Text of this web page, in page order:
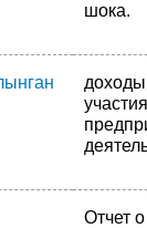
шока.
Отчет